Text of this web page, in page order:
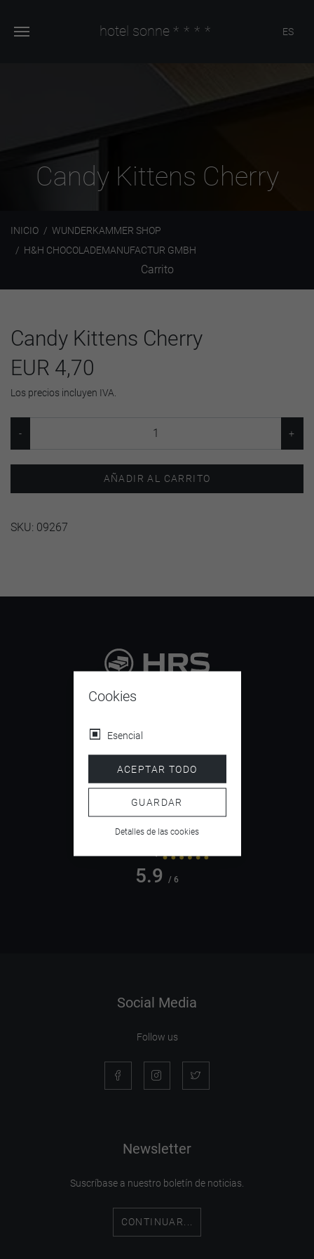
hotel sonne **** ES
Candy Kittens Cherry
INICIO
WUNDERKAMMER SHOP
H&H CHOCOLADEMANUFACTUR GMBH
Carrito
Candy Kittens Cherry
EUR 4,70
Los precios incluyen IVA.
AÑADIR AL CARRITO
SKU: 09267
9.4
4.5/ 5
5.9 / 6
Social Media
Follow us
Newsletter
Suscríbase a nuestro boletín de noticias.
CONTINUAR...
Cookies
Esencial
ACEPTAR TODO
GUARDAR
Detalles de las cookies